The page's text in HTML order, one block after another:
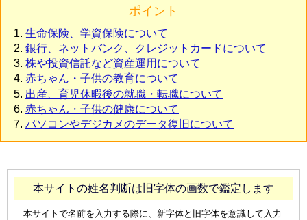
ポイント
生命保険、学資保険について
銀行、ネットバンク、クレジットカードについて
株や投資信託など資産運用について
赤ちゃん・子供の教育について
出産、育児休暇後の就職・転職について
赤ちゃん・子供の健康について
パソコンやデジカメのデータ復旧について
本サイトの姓名判断は旧字体の画数で鑑定します
本サイトで名前を入力する際に、新字体と旧字体を意識して入力